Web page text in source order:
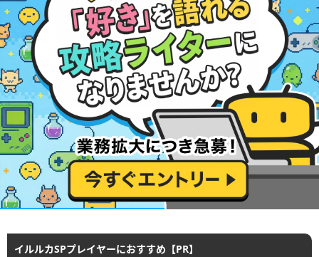
イルルカSPプレイヤーにおすすめ【PR】